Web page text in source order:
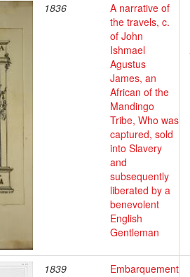
1836
A narrative of
the travels, c.
of John
Ishmael
Agustus
James, an
African of the
Mandingo
Tribe, Who was
captured, sold
into Slavery
and
subsequently
liberated by a
benevolent
English
Gentleman
1839
Embarquement